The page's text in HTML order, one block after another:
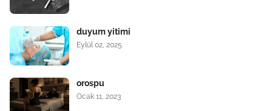
duyum yitimi
Eylül 02, 2025
orospu
Ocak 11, 2023